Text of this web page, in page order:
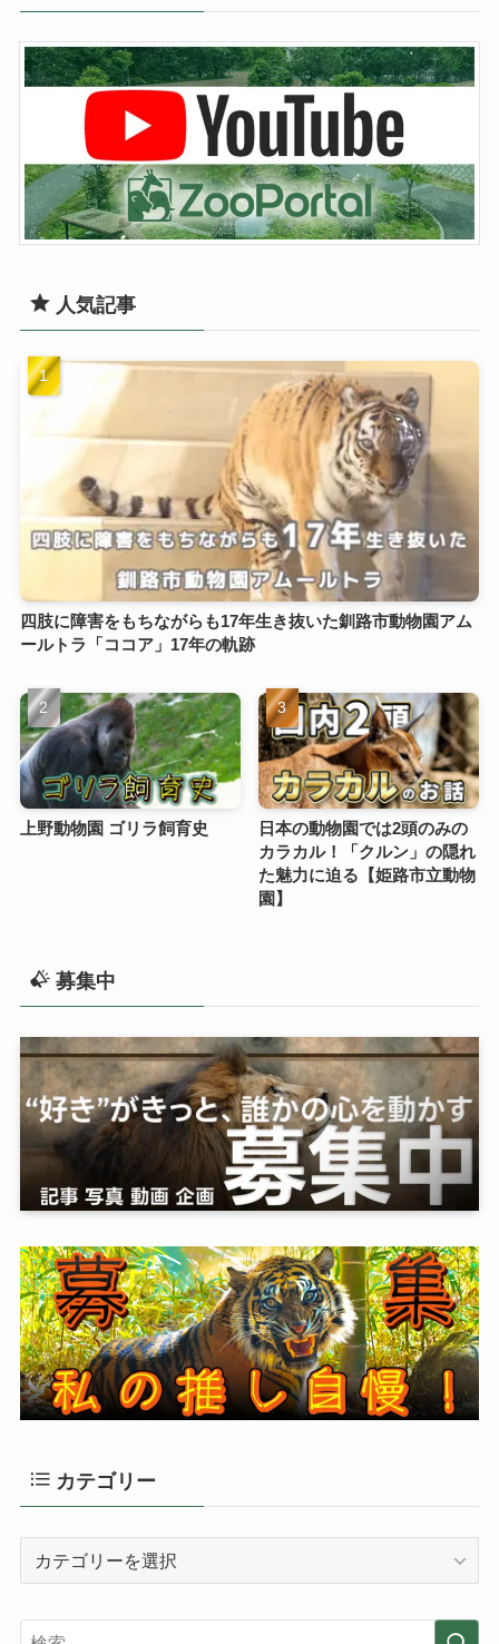
人気記事
四肢に障害をもちながらも17年生き抜いた釧路市動物園アム
ールトラ「ココア」17年の軌跡
上野動物園 ゴリラ飼育史
日本の動物園では2頭のみの
カラカル！「クルン」の隠れ
た魅力に迫る【姫路市立動物
園】
募集中
カテゴリー
ゴ